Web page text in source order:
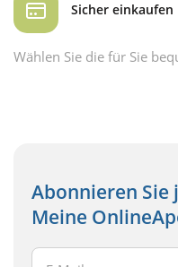
Sicher einkaufen
Wählen Sie die für Sie
Abonnieren Sie
Meine
Ihre E-Mail Adresse: